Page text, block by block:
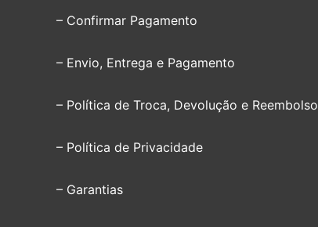
– Confirmar Pagamento
– Envio, Entrega e Pagamento
– Política de Troca, Devolução e Reembolso
– Política de Privacidade
– Garantias